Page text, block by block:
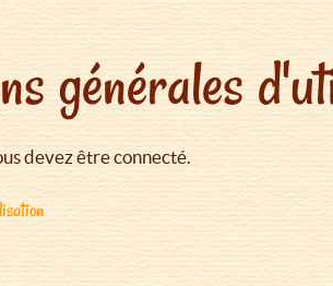
générales
devez être connecté.